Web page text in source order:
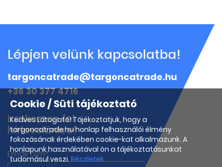
Lépjen velünk kapcsolatba!
targoncatrade@targoncatrade.hu
+36 30 377 4716
Iratkozzon fel
hírlevelünkre!
Email cím*
Cookie / Süti tájékoztató
Kedves Látogató! Tájékoztatjuk, hogy a
targoncatrade.hu honlap felhasználói élmény
fokozásának érdekében cookie-kat alkalmazunk. A
honlapunk használatával ön a tájékoztatásunkat
tudomásul veszi.Részletek